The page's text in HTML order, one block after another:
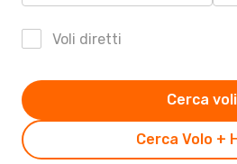
Voli diretti
Cerca Volo +
Cerca voli